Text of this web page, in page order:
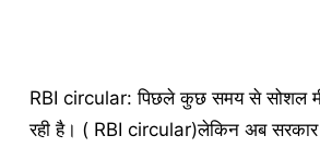
RBI circular: पिछले कुछ समय से सोशल
रही है। ( RBI circular)लेकिन अब सरकार